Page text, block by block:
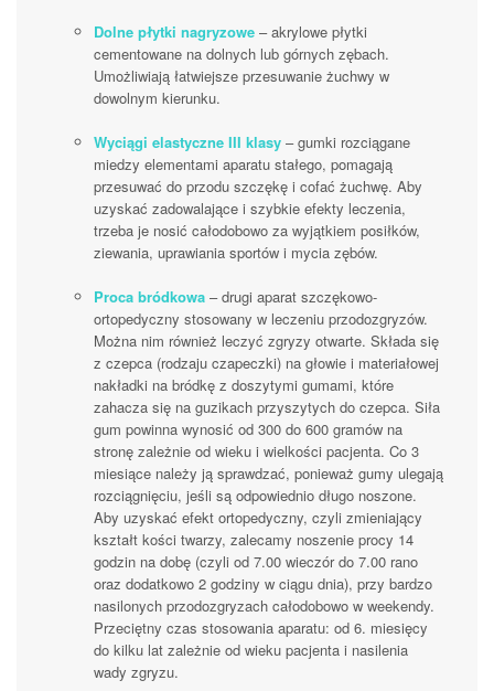
Dolne płytki nagryzowe – akrylowe płytki
cementowane na dolnych lub górnych zębach.
Umożliwiają łatwiejsze przesuwanie żuchwy w
dowolnym kierunku.
Wyciągi elastyczne III klasy – gumki rozciągane
miedzy elementami aparatu stałego, pomagają
przesuwać do przodu szczękę i cofać żuchwę. Aby
uzyskać zadowalające i szybkie efekty leczenia,
trzeba je nosić całodobowo za wyjątkiem posiłków,
ziewania, uprawiania sportów i mycia zębów.
Proca bródkowa – drugi aparat szczękowo-
ortopedyczny stosowany w leczeniu przodozgryzów.
Można nim również leczyć zgryzy otwarte. Składa się
z czepca (rodzaju czapeczki) na głowie i materiałowej
nakładki na bródkę z doszytymi gumami, które
zahacza się na guzikach przyszytych do czepca. Siła
gum powinna wynosić od 300 do 600 gramów na
stronę zależnie od wieku i wielkości pacjenta. Co 3
miesiące należy ją sprawdzać, ponieważ gumy ulegają
rozciągnięciu, jeśli są odpowiednio długo noszone.
Aby uzyskać efekt ortopedyczny, czyli zmieniający
kształt kości twarzy, zalecamy noszenie procy 14
godzin na dobę (czyli od 7.00 wieczór do 7.00 rano
oraz dodatkowo 2 godziny w ciągu dnia), przy bardzo
nasilonych przodozgryzach całodobowo w weekendy.
Przeciętny czas stosowania aparatu: od 6. miesięcy
do kilku lat zależnie od wieku pacjenta i nasilenia
wady zgryzu.